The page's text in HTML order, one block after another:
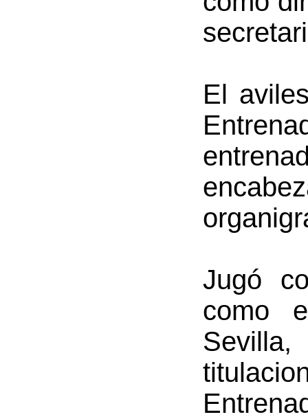
El
Jugó
como